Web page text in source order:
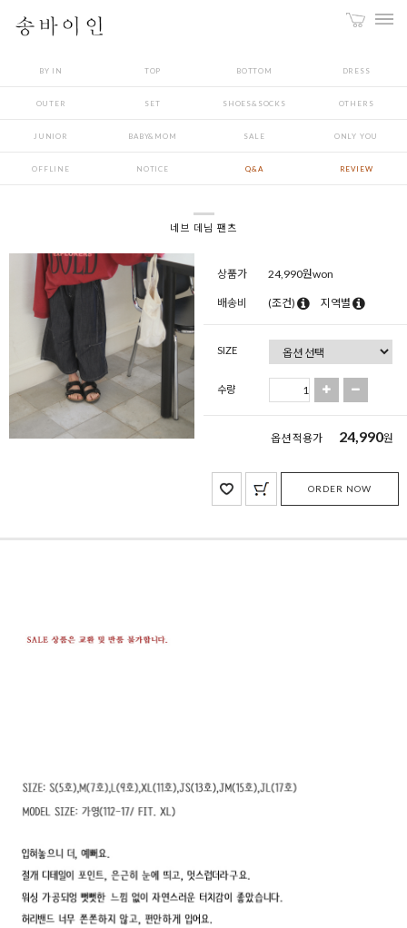
BY IN TOP BOTTOM DRESS
OUTER SET SHOES&SOCKS OTHERS
JUNIOR BABY&MOM SALE ONLY YOU
OFFLINE NOTICE Q&A REVIEW
네브 데님 팬츠
상품가 24,990원won
배송비 (조건) 지역별
SIZE
수량
옵션 적용가 24,990원
ORDER NOW